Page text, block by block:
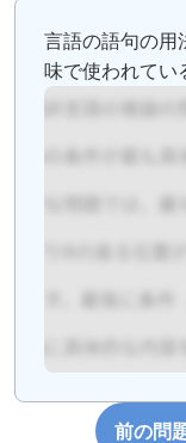
言語の語句の用
味で使われてい
前の問